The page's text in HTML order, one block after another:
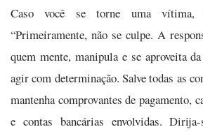
Caso você se torne uma vítima,
“Primeiramente, não se culpe. A
quem mente, manipula e se aproveita
agir com determinação. Salve todas as
mantenha comprovantes de pagamento,
e contas bancárias envolvidas.